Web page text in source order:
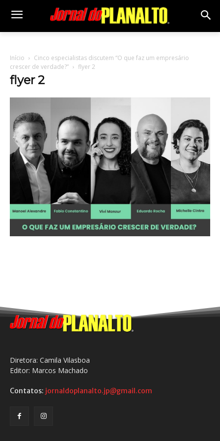
Início
Cinco especialistas discutem “O que faz um empresário
crescer de verdade?”
flyer 2
flyer 2
Diretora: Camila Vilasboa
Editor: Marcos Machado
Contatos: jornaldoplanalto.jp@gmail.com